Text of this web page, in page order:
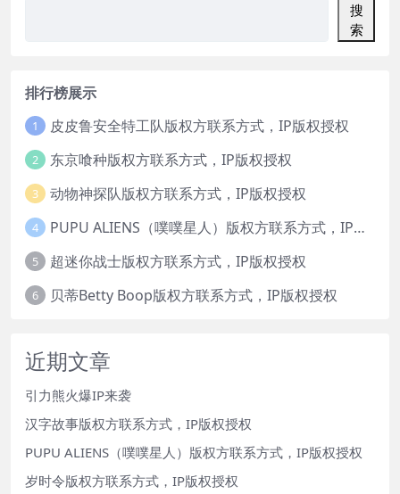
搜
索
排行榜展示
1 皮皮鲁安全特工队版权方联系方式，IP版权授权
2 东京喰种版权方联系方式，IP版权授权
3 动物神探队版权方联系方式，IP版权授权
4 PUPU ALIENS（噗噗星人）版权方联系方式，IP版权授权
5 超迷你战士版权方联系方式，IP版权授权
6 贝蒂Betty Boop版权方联系方式，IP版权授权
近期文章
引力熊火爆IP来袭
汉字故事版权方联系方式，IP版权授权
PUPU ALIENS（噗噗星人）版权方联系方式，IP版权授权
岁时令版权方联系方式，IP版权授权